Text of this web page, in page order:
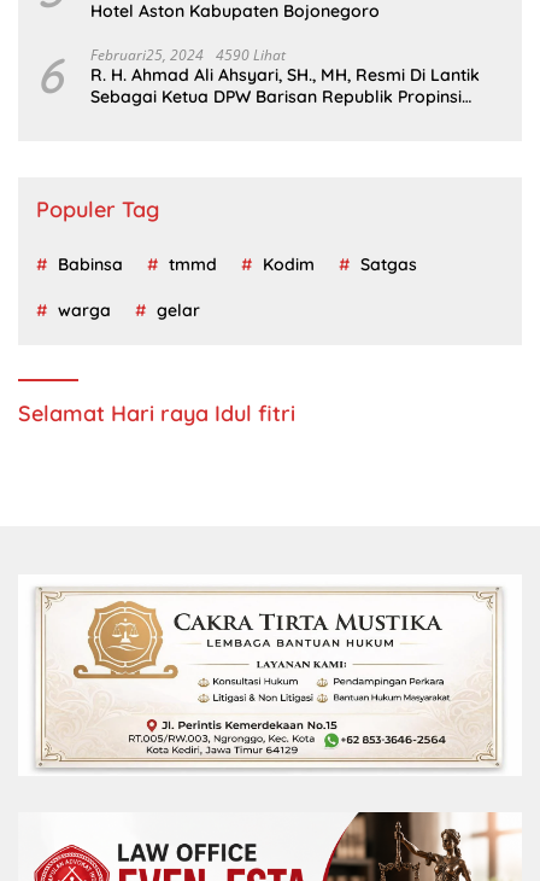
Hotel Aston Kabupaten Bojonegoro
6 Februari25, 2024 4590 Lihat
R. H. Ahmad Ali Ahsyari, SH., MH, Resmi Di Lantik
Sebagai Ketua DPW Barisan Republik Propinsi
Populer Tag
Babinsa tmmd Kodim Satgas
warga gelar
Selamat Hari raya Idul fitri